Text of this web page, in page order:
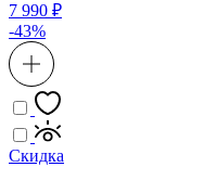
7 990 ₽
-43%
Скидка